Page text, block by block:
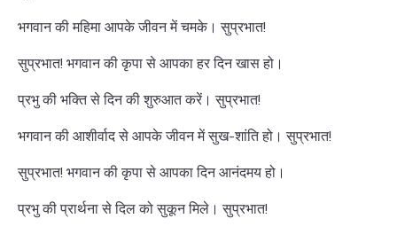
भगवान की महिमा आपके जीवन में चमके। सुप्रभात!
सुप्रभात! भगवान की कृपा से आपका हर दिन खास हो।
प्रभु की भक्ति से दिन की शुरुआत करें। सुप्रभात!
भगवान की आशीर्वाद से आपके जीवन में सुख-शांति हो। सुप्रभात!
सुप्रभात! भगवान की कृपा से आपका दिन आनंदमय हो।
प्रभु की प्रार्थना से दिल को सुकून मिले। सुप्रभात!